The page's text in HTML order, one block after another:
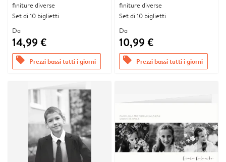
finiture diverse
Set di 10 biglietti
Da
14,99 €
offers Prezzi bassi tutti i giorni
finiture diverse
Set di 10 biglietti
Da
10,99 €
offers Prezzi bassi tutti i giorni